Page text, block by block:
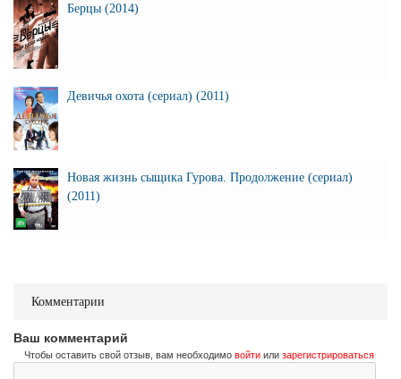
Берцы (2014)
Девичья охота (сериал) (2011)
Новая жизнь сыщика Гурова. Продолжение (сериал)
(2011)
Комментарии
Ваш комментарий
Чтобы оставить свой отзыв, вам необходимо войти или зарегистрироваться